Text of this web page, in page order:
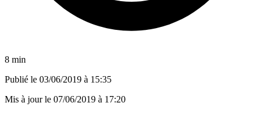
8 min
Publié le 03/06/2019 à 15:35
Mis à jour le 07/06/2019 à 17:20